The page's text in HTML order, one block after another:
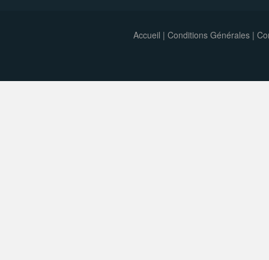
Accueil | Conditions Générales|